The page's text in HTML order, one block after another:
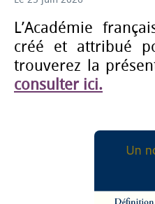
L’Académie
créé et attribué
trouverez la
consulter ici.